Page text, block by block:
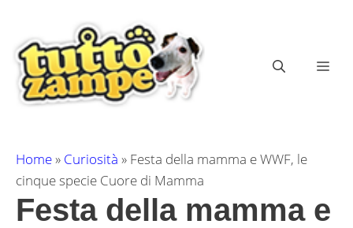
contenuto
Home» Curiosità » Festa della mamma e WWF, le
cinque specie Cuore di Mamma
Festa della mamma e